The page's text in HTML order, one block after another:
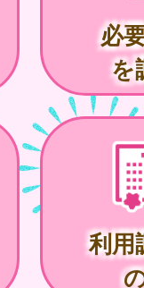
必
を
利用